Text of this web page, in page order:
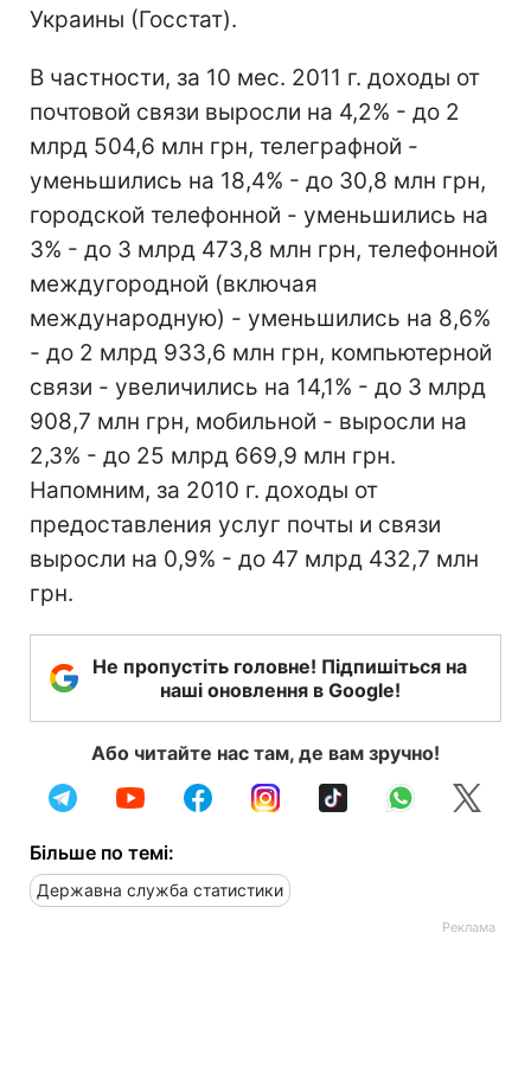
Украины (Госстат).
В частности, за 10 мес. 2011 г. доходы от
почтовой связи выросли на 4,2% - до 2
млрд 504,6 млн грн, телеграфной -
уменьшились на 18,4% - до 30,8 млн грн,
городской телефонной - уменьшились на
3% - до 3 млрд 473,8 млн грн, телефонной
междугородной (включая
международную) - уменьшились на 8,6%
- до 2 млрд 933,6 млн грн, компьютерной
связи - увеличились на 14,1% - до 3 млрд
908,7 млн грн, мобильной - выросли на
2,3% - до 25 млрд 669,9 млн грн.
Напомним, за 2010 г. доходы от
предоставления услуг почты и связи
выросли на 0,9% - до 47 млрд 432,7 млн
грн.
Не пропустіть головне! Підпишіться на
наші оновлення в Google!
Або читайте нас там, де вам зручно!
Більше по темі:
Державна служба статистики